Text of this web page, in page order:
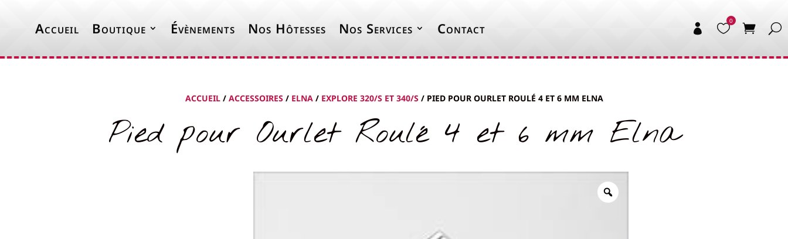
Accueil Boutique Évènements Nos Hôtesses Nos Services Contact  
ACCUEIL/ ACCESSOIRES/ ELNA/ EXPLORE 320/S ET 340/S/ PIED POUR OURLET ROULÉ 4 ET 6 MM ELNA
Pied pour Ourlet Roulé 4 et 6 mm Elna